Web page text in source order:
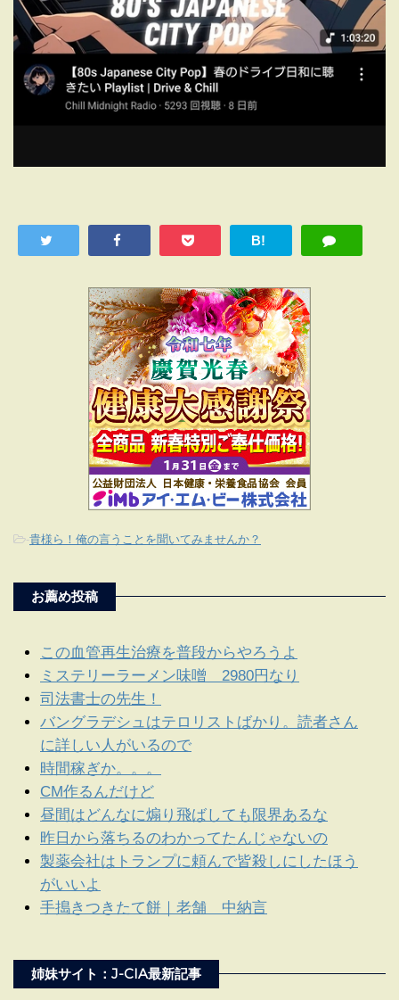
B!
-貴様ら！俺の言うことを聞いてみませんか？
お薦め投稿
この血管再生治療を普段からやろうよ
ミステリーラーメン味噌 2980円なり
司法書士の先生！
バングラデシュはテロリストばかり。読者さん
に詳しい人がいるので
時間稼ぎか。。。
CM作るんだけど
昼間はどんなに煽り飛ばしても限界あるな
昨日から落ちるのわかってたんじゃないの
製薬会社はトランプに頼んで皆殺しにしたほう
がいいよ
手搗きつきたて餅｜老舗 中納言
姉妹サイト：J-CIA最新記事